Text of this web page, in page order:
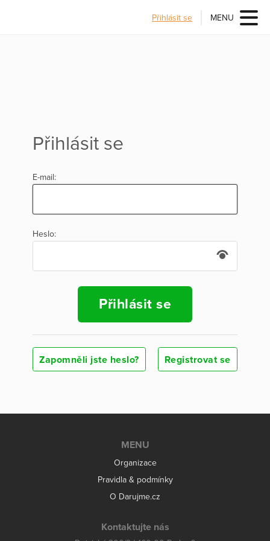
Přihlásit se MENU
Přihlásit se
E-mail:
Heslo:
Přihlásit se
Zapomněli jste heslo? Registrovat se
MENU
Organizace
Pravidla & podmínky
O Darujme.cz
Kontaktujte nás